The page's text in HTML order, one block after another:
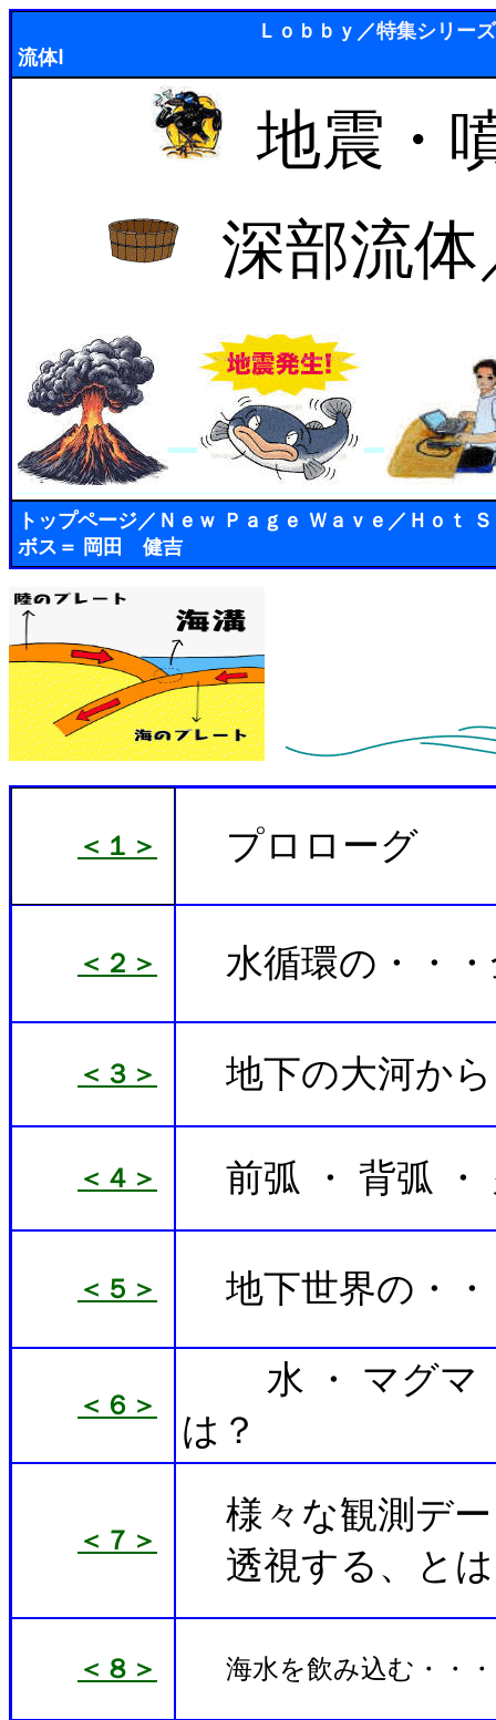
Ｌｏｂｂｙ ／特集シリーズ
流体Ⅰ
地震・
深部流
トップページ／ Ｎｅｗ Ｐａｇｅ Ｗａｖｅ ／ Ｈｏｔ
ボス＝ 岡田 健吉
＜１＞ プロローグ
＜２＞ 水循環の・・
＜３＞ 地下の大河か
＜４＞ 前弧 ・ 背弧
＜５＞ 地下世界の・
＜６＞
水 ・ マグマ
は？
＜７＞
様々な観測デ
透視する、と
＜８＞ 海水を飲み込む・・